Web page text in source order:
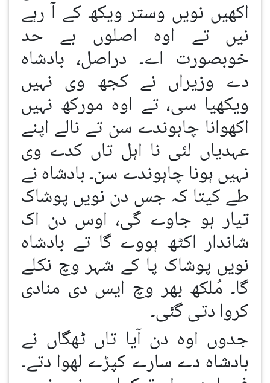
اکھیں نویں وستر ویکھ کے آ رہے
نیں تے اوہ اصلوں بے حد
خوبصورت اے۔ دراصل، بادشاہ
دے وزیراں نے کجھ وی نہیں
ویکھیا سی، تے اوہ مورکھ نہیں
اکھوانا چاہوندے سن تے نالے اپنے
عہدیاں لئی نا اہل تاں کدے وی
نہیں ہونا چاہوندے سن۔ بادشاہ نے
طے کیتا کہ جس دن نویں پوشاک
تیار ہو جاوے گی، اوس دن اک
شاندار اکٹھ ہووے گا تے بادشاہ
نویں پوشاک پا کے شہر وچ نکلے
گا۔ مُلکھ بھر وچ ایس دی منادی
کروا دتی گئی۔
جدوں اوہ دن آیا تاں ٹھگاں نے
بادشاہ دے سارے کپڑے لھوا دتے۔